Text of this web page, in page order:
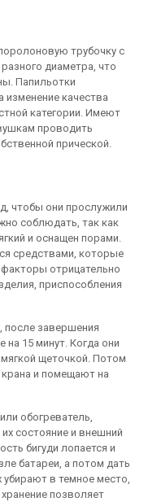
трубочку с
диаметра, что
Папильотки
качества
категории. Имеют
проводить
прической.
чтобы они прослужили
соблюдать, так как
и оснащен порами.
средствами, которые
отрицательно
приспособления
после завершения
на 15 минут. Когда они
щеточкой. Потом
и помещают на
обогреватель,
состояние и внешний
бигуди лопается и
батареи, а потом дать
убирают в темное место,
позволяет